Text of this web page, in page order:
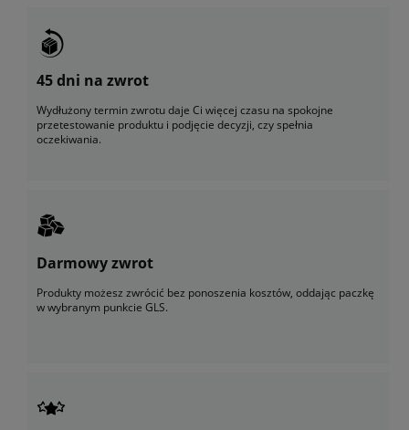
45 dni na zwrot
Wydłużony termin zwrotu daje Ci więcej czasu na spokojne
przetestowanie produktu i podjęcie decyzji, czy spełnia
oczekiwania.
Darmowy zwrot
Produkty możesz zwrócić bez ponoszenia kosztów, oddając paczkę
w wybranym punkcie GLS.